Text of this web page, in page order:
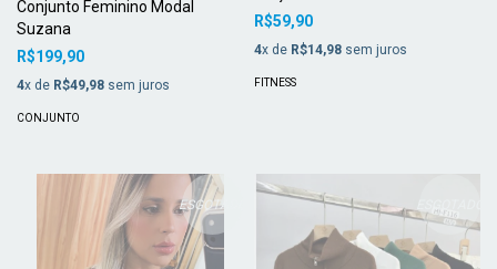
Conjunto Feminino Modal
Suzana
R$199,90
4x de R$49,98 sem juros
CONJUNTO
R$59,90
4x de R$14,98 sem juros
FITNESS
ESGOTADO